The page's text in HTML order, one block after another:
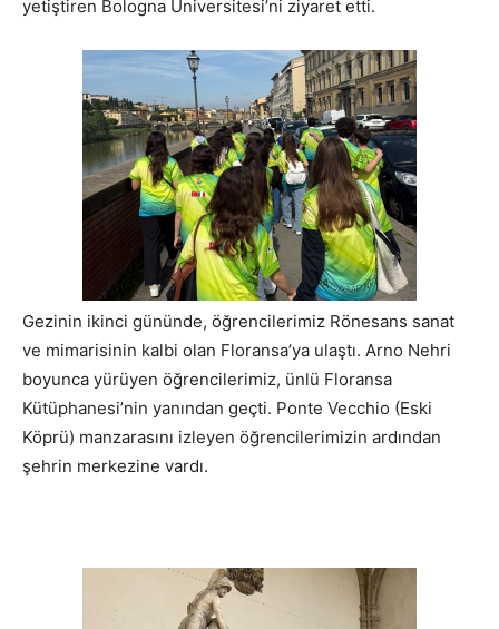
yetiştiren Bologna Üniversitesi’ni ziyaret etti.
Gezinin ikinci gününde, öğrencilerimiz Rönesans sanat
ve mimarisinin kalbi olan Floransa’ya ulaştı. Arno Nehri
boyunca yürüyen öğrencilerimiz, ünlü Floransa
Kütüphanesi’nin yanından geçti. Ponte Vecchio (Eski
Köprü) manzarasını izleyen öğrencilerimizin ardından
şehrin merkezine vardı.